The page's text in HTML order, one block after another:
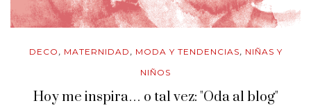
DECO , MATERNIDAD , MODA Y TENDENCIAS, NIÑAS Y
NIÑOS
Hoy me inspira… o tal vez: "Oda al blog"